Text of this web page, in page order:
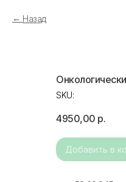
Назад
SKU:
4950,00 р.
Добавить в